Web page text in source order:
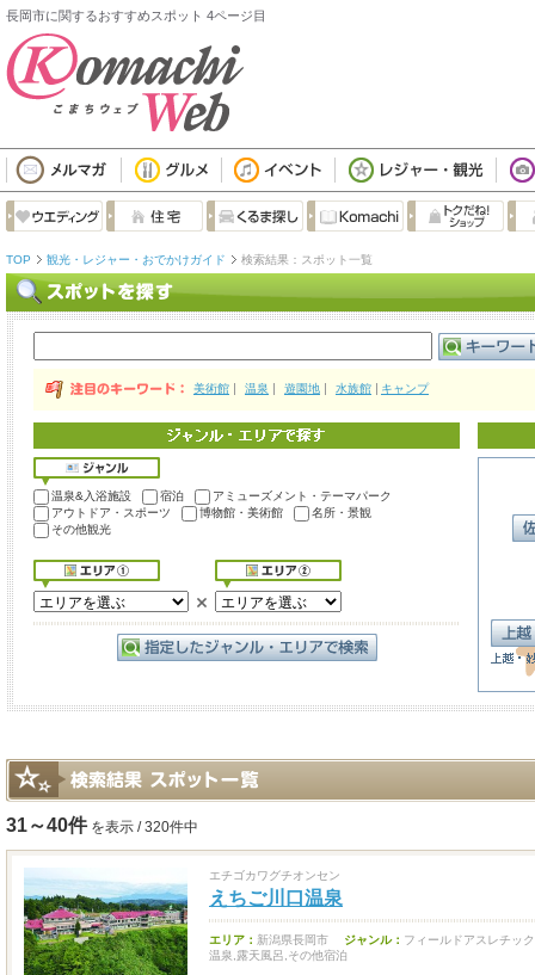
長岡市に関するおすすめスポット 4ページ目
TOP 観光・レジャー・おでかけガイド 検索結果：スポット一覧
美術館 温泉 遊園地 水族館 キャンプ
温泉&入浴施設 宿泊
アミューズメント・テーマパーク
アウトドア・スポーツ
博物館・美術館
名所・景観
その他観光
31～40件 を表示 / 320件中
エチゴカワグチオンセン
えちご川口温泉
エリア： 新潟県長岡市 ジャンル： フィールドアスレチッ
温泉,露天風呂,その他宿泊